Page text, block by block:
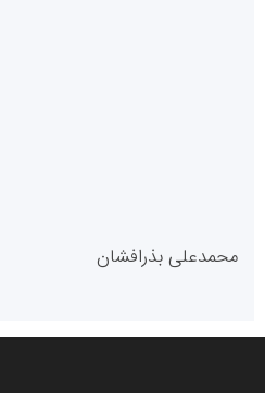
پایگاه خبری گفتمان یزد
محمدعلی بذرافشان